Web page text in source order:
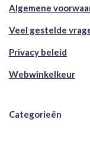
Algemene
Veel gestelde
Privacy beleid
Webwinkelkeur
Categorieën